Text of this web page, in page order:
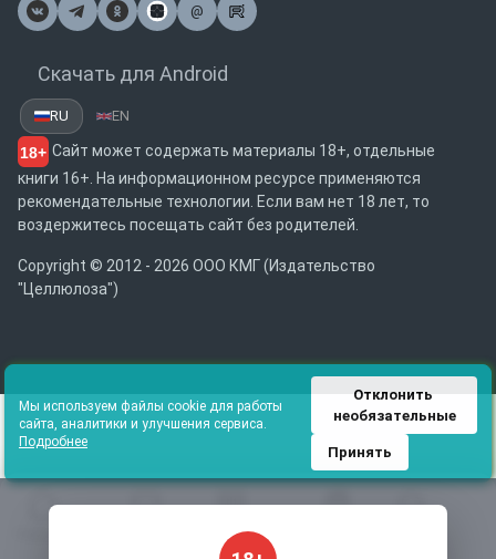
Каталог
@
Почта
Скачать для Android
RU EN
18+ Сайт может содержать материалы 18+, отдельные
книги 16+. На информационном ресурсе применяются
рекомендательные технологии. Если вам нет 18 лет, то
воздержитесь посещать сайт без родителей.
Copyright © 2012 - 2026 ООО КМГ (Издательство
"Целлюлоза")
Мы используем файлы cookie для работы
сайта, аналитики и улучшения сервиса.
Подробнее
Отклонить
необязательные
Принять